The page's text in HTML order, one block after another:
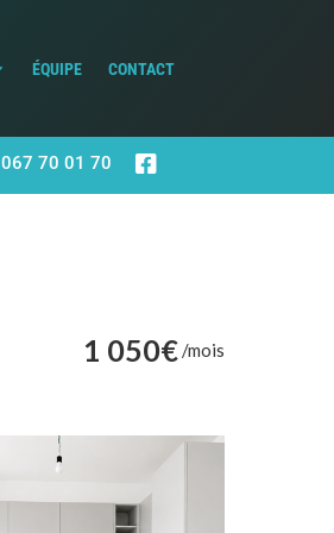
ÉQUIPE CONTACT
067 70 01 70 
1 050€/mois